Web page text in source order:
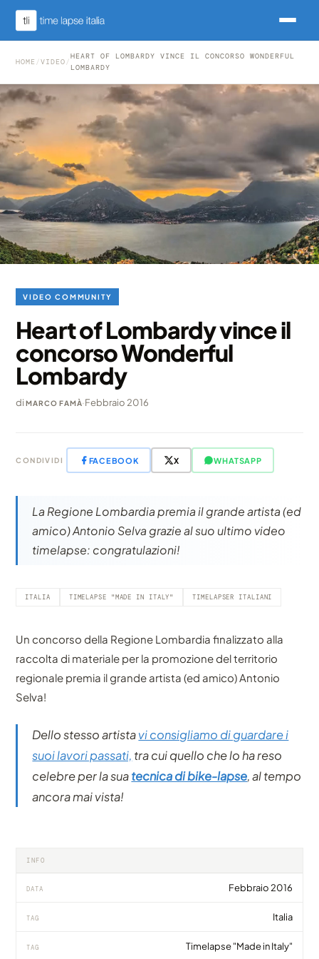
HOME /VIDEO /
HEART OF LOMBARDY VINCE IL CONCORSO WONDERFUL
LOMBARDY
VIDEO COMMUNITY
Heart of Lombardy vince il
concorso Wonderful
Lombardy
diMARCO FAMÀ·Febbraio 2016
CONDIVIDI FACEBOOK X WHATSAPP
La Regione Lombardia premia il grande artista (ed
amico) Antonio Selva grazie al suo ultimo video
timelapse: congratulazioni!
ITALIA TIMELAPSE "MADE IN ITALY" TIMELAPSER ITALIANI
Un concorso della Regione Lombardia finalizzato alla
raccolta di materiale per la promozione del territorio
regionale premia il grande artista (ed amico) Antonio
Selva!
Dello stesso artistavi consigliamo di guardare i
suoi lavori passati, tra cui quello che lo ha reso
celebre per la suatecnica di bike-lapse, al tempo
ancora mai vista!
INFO
DATA Febbraio 2016
TAG Italia
TAG Timelapse "Made in Italy"